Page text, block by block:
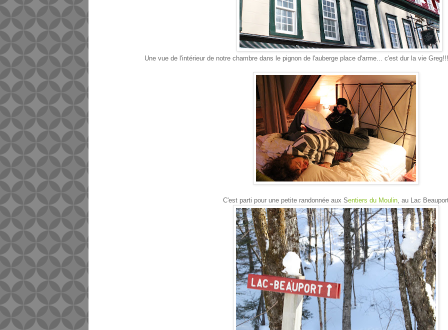
Une vue de l'intérieur de notre chambre dans le pignon de l'auberge place d'arme... c'est dur la vie
C'est parti pour une petite randonnée aux Sentiers du Moulin, au Lac